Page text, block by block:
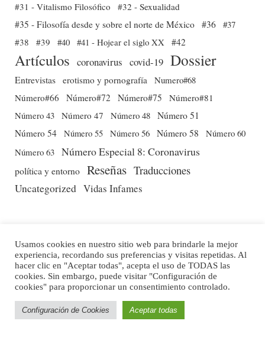
#31 - Vitalismo Filosófico
#32 - Sexualidad
#35 - Filosofía desde y sobre el norte de México #36 #37
#38
#39 #40 #41 - Hojear el siglo XX #42
Artículos coronavirus covid-19 Dossier
Entrevistas erotismo y pornografía Numero#68
Número#66
Número#72 Número#75
Número#81
Número 43 Número 47 Número 48 Número 51
Número 54 Número 55 Número 56 Número 58
Número 60
Número 63 Número Especial 8: Coronavirus
política y entorno Reseñas Traducciones
Uncategorized Vidas Infames
Usamos cookies en nuestro sitio web para brindarle la mejor
experiencia, recordando sus preferencias y visitas repetidas. Al
hacer clic en "Aceptar todas", acepta el uso de TODAS las
cookies. Sin embargo, puede visitar "Configuración de
cookies" para proporcionar un consentimiento controlado.
Configuración de Cookies Aceptar todas